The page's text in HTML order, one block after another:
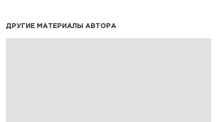
ДРУГИЕ МАТЕРИАЛЫ АВТОРА